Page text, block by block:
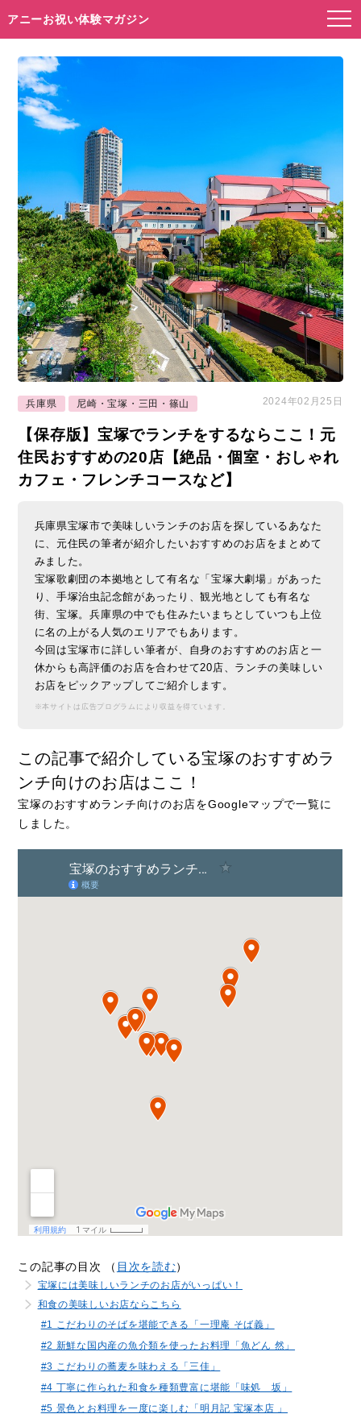
アニーお祝い体験マガジン
兵庫県 尼崎・宝塚・三田・篠山 2024年02月25日
【保存版】宝塚でランチをするならここ！元
住民おすすめの20店【絶品・個室・おしゃれ
カフェ・フレンチコースなど】
兵庫県宝塚市で美味しいランチのお店を探しているあなた
に、元住民の筆者が紹介したいおすすめのお店をまとめて
みました。
宝塚歌劇団の本拠地として有名な「宝塚大劇場」があった
り、手塚治虫記念館があったり、観光地としても有名な
街、宝塚。兵庫県の中でも住みたいまちとしていつも上位
に名の上がる人気のエリアでもあります。
今回は宝塚市に詳しい筆者が、自身のおすすめのお店と一
休からも高評価のお店を合わせて20店、ランチの美味しい
お店をピックアップしてご紹介します。
※本サイトは広告プログラムにより収益を得ています。
この記事で紹介している宝塚のおすすめラ
ンチ向けのお店はここ！
宝塚のおすすめランチ向けのお店をGoogleマップで一覧に
しました。
この記事の目次 （ 目次を読む）
宝塚には美味しいランチのお店がいっぱい！
和食の美味しいお店ならこちら
#1 こだわりのそばを堪能できる「一理庵 そば義」
#2 新鮮な国内産の魚介類を使ったお料理「魚どん 然」
#3 こだわりの蕎麦を味わえる「三佳」
#4 丁寧に作られた和食を種類豊富に堪能「味処 坂」
#5 景色とお料理を一度に楽しむ「明月記 宝塚本店 」